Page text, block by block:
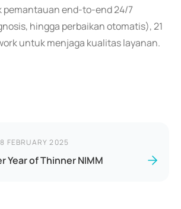
pemantauan end-to-end 24/7
hingga perbaikan otomatis), 21
untuk menjaga kualitas layanan.
FEBRUARY 2025
Year of Thinner NIMM